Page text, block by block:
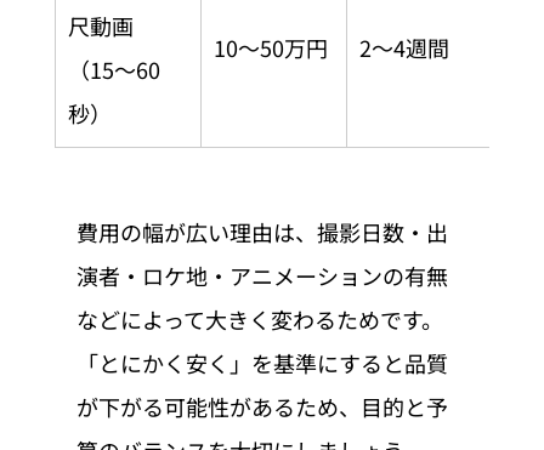
尺動画
（15〜60
秒）
10〜50万円 2〜4週間
費用の幅が広い理由は、撮影日数・出
演者・ロケ地・アニメーションの有無
などによって大きく変わるためです。
「とにかく安く」を基準にすると品質
が下がる可能性があるため、目的と予